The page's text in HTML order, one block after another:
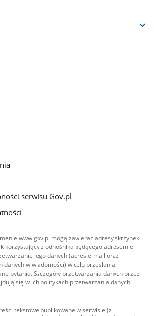
serwisu Gov.pl
www.gov.pl mogą zawierać adresy skrzynek
korzystający z odnośnika będącego adresem e-
jego danych (adres e-mail oraz
danych w wiadomości) w celu przesłania
pytania. Szczegóły przetwarzania danych przez
się w ich politykach przetwarzania danych
tekstowe publikowane w serwisie (z